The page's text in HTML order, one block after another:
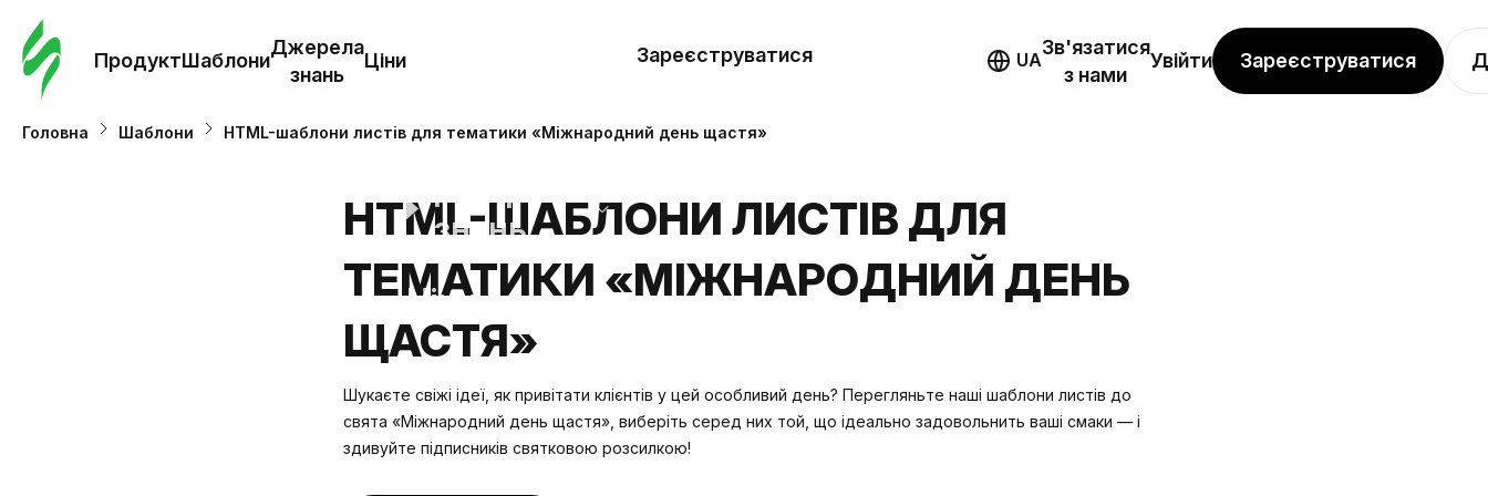
ПродуктШаблони
Джерела
знань
Ціни
Шаблони
знань
Ціни
Зареєструватися UA
Зв'язатися
з нами
Увійти Зареєструватися
Головна Шаблони HTML-шаблони листів для тематики «Міжнародний день щастя»
HTML-ШАБЛОНИ ЛИСТІВ ДЛЯ
ТЕМАТИКИ «МІЖНАРОДНИЙ ДЕНЬ
ЩАСТЯ»
Шукаєте свіжі ідеї, як привітати клієнтів у цей особливий день? Перегляньте наші шаблони листів до
свята «Міжнародний день щастя», виберіть серед них той, що ідеально задовольнить ваші смаки — і
здивуйте підписників святковою розсилкою!